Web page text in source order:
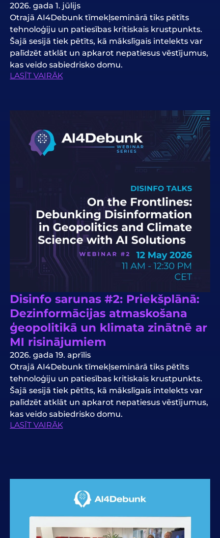
2026. gada 1. jūlijs
Otrajā AI4Debunk tīmekļseminārā tiks pētīts
tehnoloģiju un patiesības kritiskais krustpunkts.
Šajā sesijā tiek pētīts, kā mākslīgais intelekts var
palīdzēt atklāt un apkarot nepatiesus vēstījumus,
kas veido sabiedrisko domu.
LASĪT VAIRĀK
Disinfo sarunas #2: Priekšplānā:
Dezinformācijas atmaskošana
ģeopolitikā un klimata zinātnē ar
MI risinājumiem
2026. gada 19. aprīlis
Otrajā AI4Debunk tīmekļseminārā tiks pētīts
tehnoloģiju un patiesības kritiskais krustpunkts.
Šajā sesijā tiek pētīts, kā mākslīgais intelekts var
palīdzēt atklāt un apkarot nepatiesus vēstījumus,
kas veido sabiedrisko domu.
LASĪT VAIRĀK